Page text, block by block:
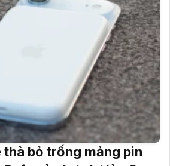
thà bỏ trống mảng pin